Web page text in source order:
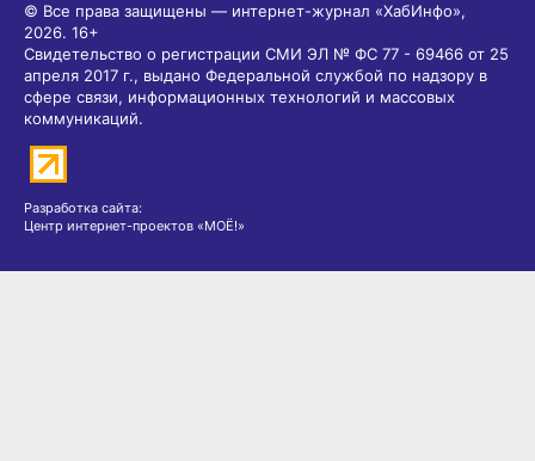
© Все права защищены — интернет-журнал «ХабИнфо»,
2026. 16+
Свидетельство о регистрации СМИ ЭЛ № ФС 77 - 69466 от 25
апреля 2017 г., выдано Федеральной службой по надзору в
сфере связи, информационных технологий и массовых
коммуникаций.
Разработка сайта:
Центр интернет-проектов «МОЁ!»